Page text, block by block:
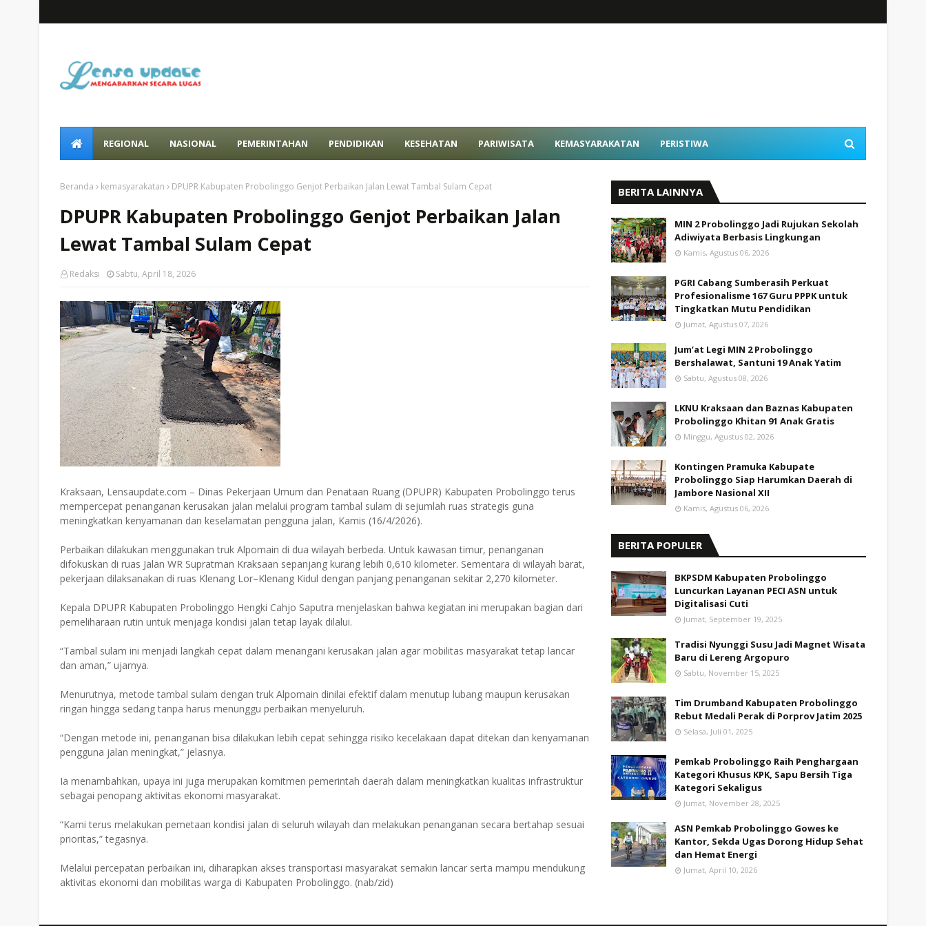
REGIONAL NASIONAL PEMERINTAHAN PENDIDIKAN KESEHATAN PARIWISATA KEMASYARAKATAN PERISTIWA
Beranda kemasyarakatan DPUPR Kabupaten Probolinggo Genjot Perbaikan Jalan Lewat Tambal Sulam Cepat
DPUPR Kabupaten Probolinggo Genjot Perbaikan Jalan
Lewat Tambal Sulam Cepat
Redaksi Sabtu, April 18, 2026
Kraksaan, Lensaupdate.com – Dinas Pekerjaan Umum dan Penataan Ruang (DPUPR) Kabupaten Probolinggo terus
mempercepat penanganan kerusakan jalan melalui program tambal sulam di sejumlah ruas strategis guna
meningkatkan kenyamanan dan keselamatan pengguna jalan, Kamis (16/4/2026).
Perbaikan dilakukan menggunakan truk Alpomain di dua wilayah berbeda. Untuk kawasan timur, penanganan
difokuskan di ruas Jalan WR Supratman Kraksaan sepanjang kurang lebih 0,610 kilometer. Sementara di wilayah barat,
pekerjaan dilaksanakan di ruas Klenang Lor–Klenang Kidul dengan panjang penanganan sekitar 2,270 kilometer.
Kepala DPUPR Kabupaten Probolinggo Hengki Cahjo Saputra menjelaskan bahwa kegiatan ini merupakan bagian dari
pemeliharaan rutin untuk menjaga kondisi jalan tetap layak dilalui.
“Tambal sulam ini menjadi langkah cepat dalam menangani kerusakan jalan agar mobilitas masyarakat tetap lancar
dan aman,” ujarnya.
Menurutnya, metode tambal sulam dengan truk Alpomain dinilai efektif dalam menutup lubang maupun kerusakan
ringan hingga sedang tanpa harus menunggu perbaikan menyeluruh.
“Dengan metode ini, penanganan bisa dilakukan lebih cepat sehingga risiko kecelakaan dapat ditekan dan kenyamanan
pengguna jalan meningkat,” jelasnya.
Ia menambahkan, upaya ini juga merupakan komitmen pemerintah daerah dalam meningkatkan kualitas infrastruktur
sebagai penopang aktivitas ekonomi masyarakat.
“Kami terus melakukan pemetaan kondisi jalan di seluruh wilayah dan melakukan penanganan secara bertahap sesuai
prioritas,” tegasnya.
Melalui percepatan perbaikan ini, diharapkan akses transportasi masyarakat semakin lancar serta mampu mendukung
aktivitas ekonomi dan mobilitas warga di Kabupaten Probolinggo. (nab/zid)
BERITA LAINNYA
MIN 2 Probolinggo Jadi Rujukan Sekolah
Adiwiyata Berbasis Lingkungan
Kamis, Agustus 06, 2026
PGRI Cabang Sumberasih Perkuat
Profesionalisme 167 Guru PPPK untuk
Tingkatkan Mutu Pendidikan
Jumat, Agustus 07, 2026
Jum’at Legi MIN 2 Probolinggo
Bershalawat, Santuni 19 Anak Yatim
Sabtu, Agustus 08, 2026
LKNU Kraksaan dan Baznas Kabupaten
Probolinggo Khitan 91 Anak Gratis
Minggu, Agustus 02, 2026
Kontingen Pramuka Kabupate
Probolinggo Siap Harumkan Daerah di
Jambore Nasional XII
Kamis, Agustus 06, 2026
BERITA POPULER
BKPSDM Kabupaten Probolinggo
Luncurkan Layanan PECI ASN untuk
Digitalisasi Cuti
Jumat, September 19, 2025
Tradisi Nyunggi Susu Jadi Magnet Wisata
Baru di Lereng Argopuro
Sabtu, November 15, 2025
Tim Drumband Kabupaten Probolinggo
Rebut Medali Perak di Porprov Jatim 2025
Selasa, Juli 01, 2025
Pemkab Probolinggo Raih Penghargaan
Kategori Khusus KPK, Sapu Bersih Tiga
Kategori Sekaligus
Jumat, November 28, 2025
ASN Pemkab Probolinggo Gowes ke
Kantor, Sekda Ugas Dorong Hidup Sehat
dan Hemat Energi
Jumat, April 10, 2026